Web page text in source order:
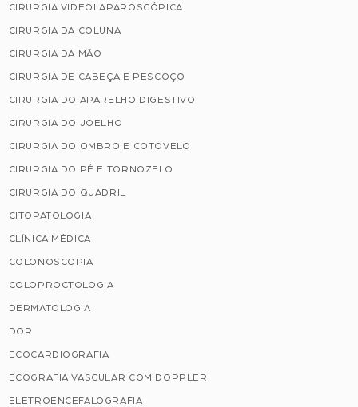
CIRURGIA VIDEOLAPAROSCÓPICA
CIRURGIA DA COLUNA
CIRURGIA DA MÃO
CIRURGIA DE CABEÇA E PESCOÇO
CIRURGIA DO APARELHO DIGESTIVO
CIRURGIA DO JOELHO
CIRURGIA DO OMBRO E COTOVELO
CIRURGIA DO PÉ E TORNOZELO
CIRURGIA DO QUADRIL
CITOPATOLOGIA
CLÍNICA MÉDICA
COLONOSCOPIA
COLOPROCTOLOGIA
DERMATOLOGIA
DOR
ECOCARDIOGRAFIA
ECOGRAFIA VASCULAR COM DOPPLER
ELETROENCEFALOGRAFIA